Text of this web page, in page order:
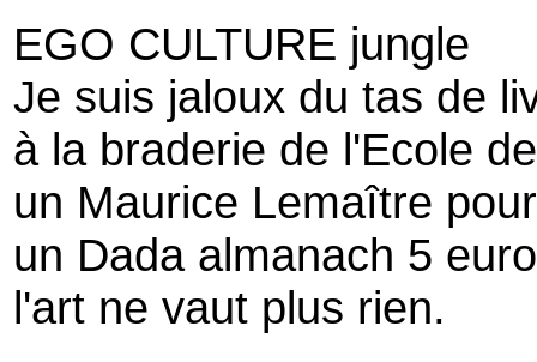
EGO CULTURE jungle
Je suis jaloux du tas de
à la braderie de l'Ecole
un Maurice Lemaître
un Dada almanach 5
l'art ne vaut plus rien.